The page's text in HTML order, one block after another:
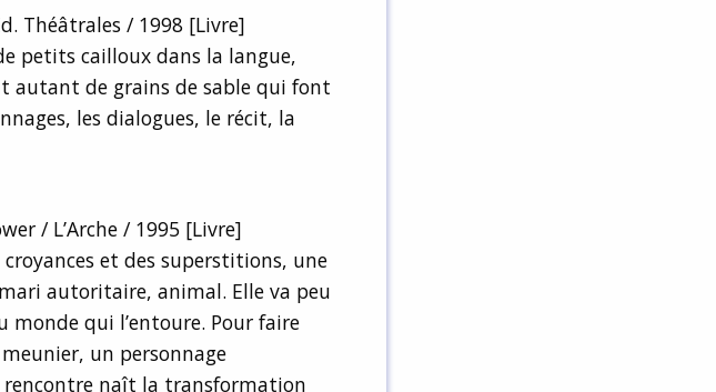
Théâtrales / 1998 [Livre]
petits cailloux dans la langue,
autant de grains de sable qui font
les dialogues, le récit, la
/ L’Arche / 1995 [Livre]
et des superstitions, une
autoritaire, animal. Elle va peu
monde qui l’entoure. Pour faire
un personnage
naît la transformation